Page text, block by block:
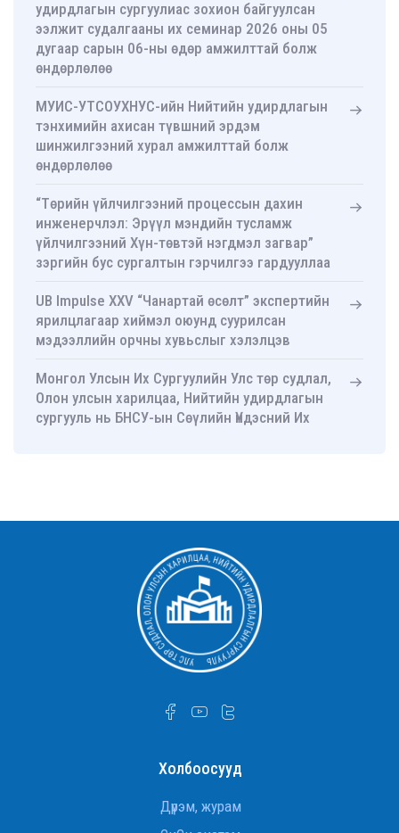
удирдлагын сургуулиас зохион байгуулсан
ээлжит судалгааны их семинар 2026 оны 05
дугаар сарын 06-ны өдөр амжилттай болж
өндөрлөлөө
МУИС-УТСОУХНУС-ийн Нийтийн удирдлагын
тэнхимийн ахисан түвшний эрдэм
шинжилгээний хурал амжилттай болж
өндөрлөлөө
“Төрийн үйлчилгээний процессын дахин
инженерчлэл: Эрүүл мэндийн тусламж
үйлчилгээний Хүн-төвтэй нэгдмэл загвар”
зэргийн бус сургалтын гэрчилгээ гардууллаа
UB Impulse XXV “Чанартай өсөлт” экспертийн
ярилцлагаар хиймэл оюунд суурилсан
мэдээллийн орчны хувьслыг хэлэлцэв
Монгол Улсын Их Сургуулийн Улс төр судлал,
Олон улсын харилцаа, Нийтийн удирдлагын
сургууль нь БНСУ-ын Сөүлийн Үндэсний Их
гавьяаны улаан тугийн одонгоор шагнууллаа
УТСОУХНУС-ийн Улс төр судлалын тэнхимийн
ахмад багш Д.Оюунчимэг Хөдөлмөрийн
гавьяаны улаан тугийн одонгоор шагнууллаа.
УТСОУХНУС-ийн Улс төр судлалын тэнхимийн
ахмад багш Д.Оюунчимэг Хөдөлмөрийн
Л.Эрдэнэчулуун сайд
Холбоосууд
Дүрэм, журам